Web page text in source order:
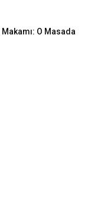
O Masada